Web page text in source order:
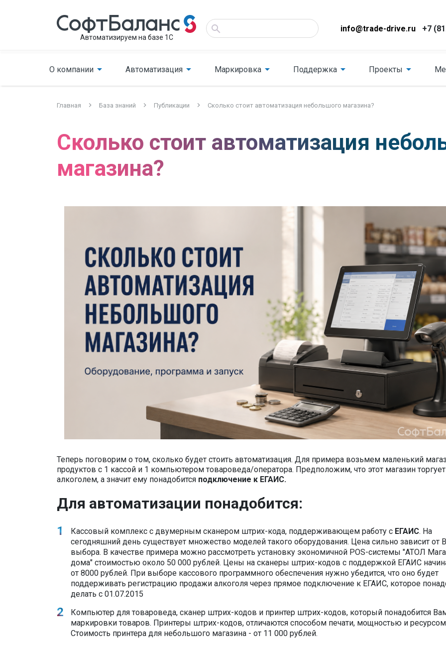
Автоматизируем на базе 1С
info@trade-drive.ru +7
О компании Автоматизация Маркировка Поддержка Проекты
Главная База знаний Публикации Сколько стоит автоматизация небольшого магазина?
Сколько стоит автоматизация
магазина?
Теперь поговорим о том, сколько будет стоить автоматизация. Для примера возьмем маленький
продуктов с 1 кассой и 1 компьютером товароведа/оператора. Предположим, что этот магазин торгует
алкоголем, а значит ему понадобится подключение к ЕГАИС.
Для автоматизации понадобится:
Кассовый комплекс с двумерным сканером штрих-кода, поддерживающем работу с ЕГАИС. На
сегодняшний день существует множество моделей такого оборудования. Цена сильно зависит от
выбора. В качестве примера можно рассмотреть установку экономичной POS-системы "АТОЛ
дома" стоимостью около 50 000 рублей. Цены на сканеры штрих-кодов с поддержкой ЕГАИС
от 8000 рублей. При выборе кассового программного обеспечения нужно убедится, что оно будет
поддерживать регистрацию продажи алкоголя через прямое подключение к ЕГАИС, которое
делать с 01.07.2015
Компьютер для товароведа, сканер штрих-кодов и принтер штрих-кодов, который понадобится
маркировки товаров. Принтеры штрих-кодов, отличаются способом печати, мощностью и
Стоимость принтера для небольшого магазина - от 11 000 рублей.